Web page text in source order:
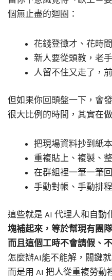
個無止盡的迴圈：
花錢登徵才、花時
新人要從頭教，老
人留不住又走了，
但如果你回頭盤一下，會
很大比例的時間，其實在
把現場資料抄到紙
重複貼上、複製、
在群組裡一筆一筆
手動對帳、手動排
這些就是 AI 代理人和自動
塊補起來，等於幫現有團
而且這個工時不會請假、
怎麼辦AI能不能解，關鍵
而是用 AI 把人從重複勞動